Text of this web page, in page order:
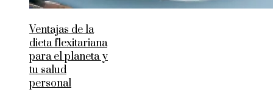
Ventajas de la
dieta flexitariana
para el planeta y
tu salud
personal